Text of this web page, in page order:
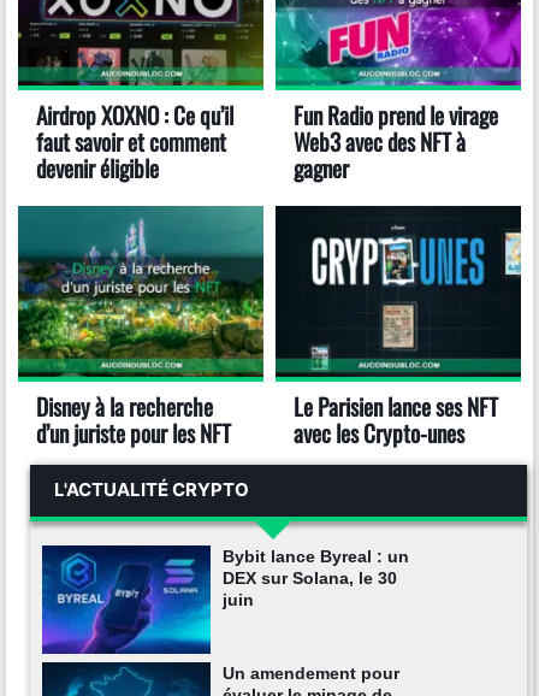
Airdrop XOXNO : Ce qu’il
faut savoir et comment
devenir éligible
Fun Radio prend le virage
Web3 avec des NFT à
gagner
Disney à la recherche
d’un juriste pour les NFT
Le Parisien lance ses NFT
avec les Crypto-unes
L'ACTUALITÉ CRYPTO
Bybit lance Byreal : un
DEX sur Solana, le 30
juin
Un amendement pour